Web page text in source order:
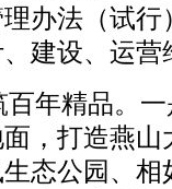
办法（试
建设、运
百年精品。
，打造燕
态公园、